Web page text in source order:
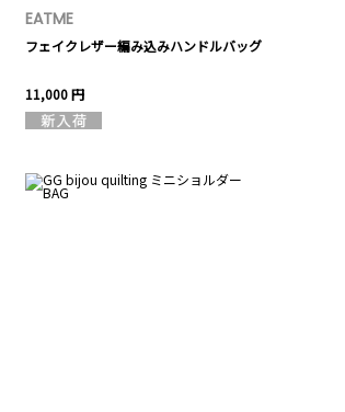
EATME
フェイクレザー編み込みハンドルバッグ
11,000 円